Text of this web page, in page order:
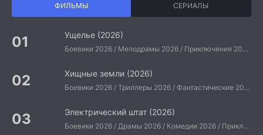
ФИЛЬМЫ СЕРИАЛЫ
Ущелье (2026)
Боевики 2026 / Мелодрамы 2026 / Приключения 2026 / Ужасы 2026 / Фантастические 2026 / Зарубежные фильмы 2026 / Американские фильмы / Фильмы 2026
Хищные земли (2026)
Боевики 2026 / Триллеры 2026 / Фантастические 2026 / Зарубежные фильмы 2026 / Американские фильмы / Фильмы 2026
Электрический штат (2026)
Боевики 2026 / Драмы 2026 / Комедии 2026 / Приключения 2026 / Фантастические 2026 / Зарубежные фильмы 2026 / Американские фильмы / Фильмы 2026